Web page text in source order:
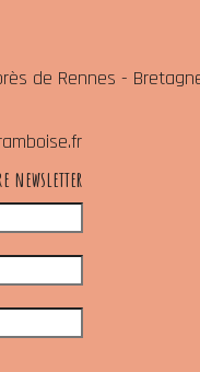
de Rennes -
newsletter